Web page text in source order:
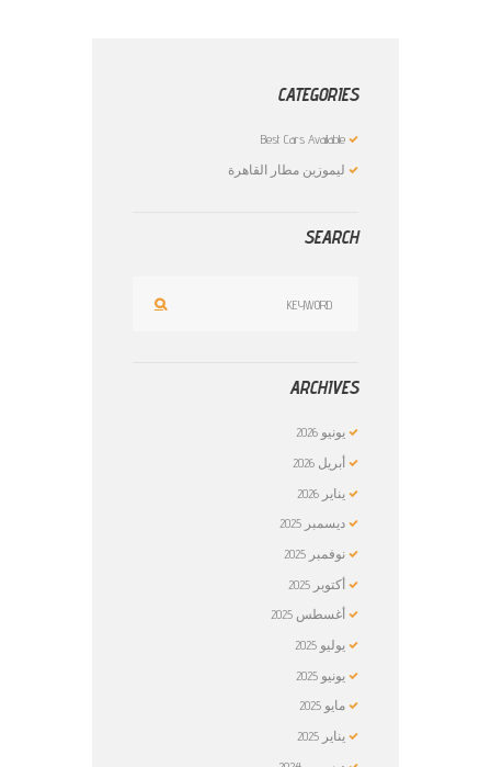
CATEGORIES
Best Cars Available
ليموزين مطار القاهرة
SEARCH
ARCHIVES
يونيو2026
أبريل2026
يناير2026
ديسمبر2025
نوفمبر2025
أكتوبر2025
أغسطس2025
يوليو2025
يونيو2025
مايو2025
يناير2025